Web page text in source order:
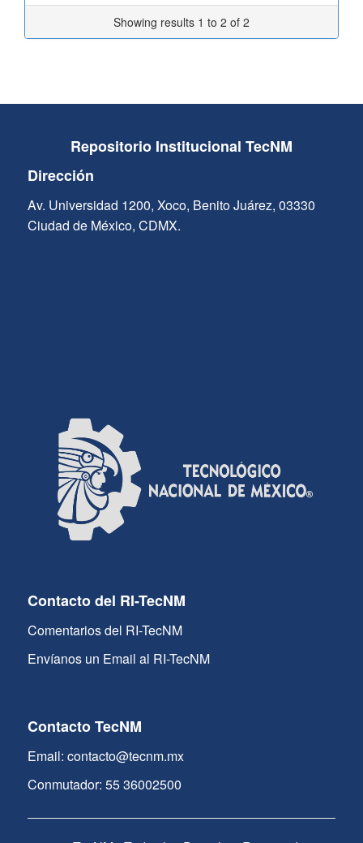
Showing results 1 to 2 of 2
Repositorio Institucional TecNM
Dirección
Av. Universidad 1200, Xoco, Benito Juárez, 03330
Ciudad de México, CDMX.
Contacto del RI-TecNM
Comentarios del RI-TecNM
Envíanos un Email al RI-TecNM
Contacto TecNM
Email: contacto@tecnm.mx
Conmutador: 55 36002500